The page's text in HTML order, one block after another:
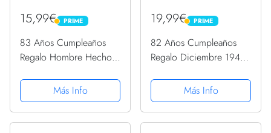
15,99€ PRIME
PRIME
83 Años Cumpleaños
Regalo Hombre Hecho
CamisetaMás Info
19,99€ PRIME
PRIME
82 Años Cumpleaños
Regalo Diciembre 1941
CamisetaMás Info